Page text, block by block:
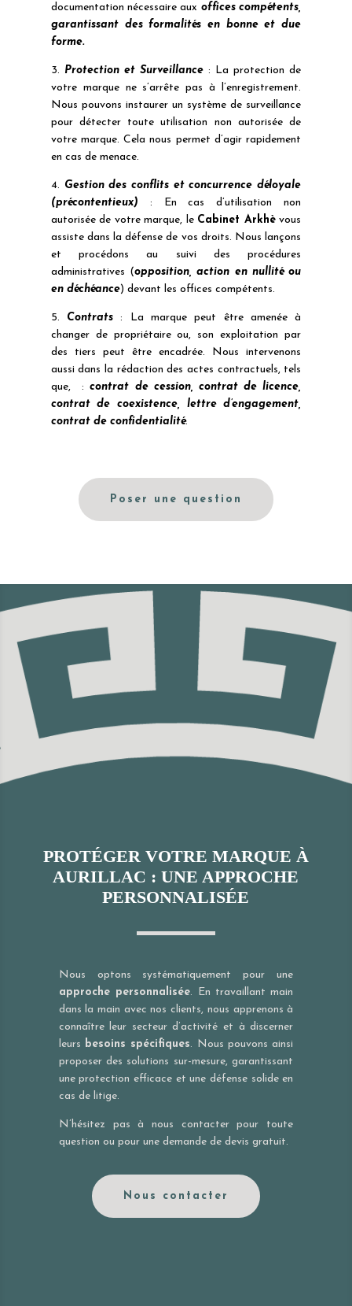
documentation nécessaire aux offices compétents,
garantissant des formalités en bonne et due
forme.
3. Protection et Surveillance: La protection de
votre marque ne s’arrête pas à l’enregistrement.
Nous pouvons instaurer un système de surveillance
pour détecter toute utilisation non autorisée de
votre marque. Cela nous permet d’agir rapidement
en cas de menace.
4. Gestion des conflits et concurrence déloyale
(précontentieux) : En cas d’utilisation non
autorisée de votre marque, le Cabinet Arkhèvous
assiste dans la défense de vos droits. Nous lançons
et procédons au suivi des procédures
administratives (opposition, action en nullité ou
en déchéance) devant les offices compétents.
5. Contrats : La marque peut être amenée à
changer de propriétaire ou, son exploitation par
des tiers peut être encadrée. Nous intervenons
aussi dans la rédaction des actes contractuels, tels
que, :contrat de cession, contrat de licence,
contrat de coexistence, lettre d’engagement,
contrat de confidentialité.
Poser une question
PROTÉGER VOTRE MARQUE À
AURILLAC : UNE APPROCHE
PERSONNALISÉE
Nous optons systématiquement pour une
approche personnalisée. En travaillant main
dans la main avec nos clients, nous apprenons à
connaître leur secteur d’activité et à discerner
leurs besoins spécifiques. Nous pouvons ainsi
proposer des solutions sur-mesure, garantissant
une protection efficace et une défense solide en
cas de litige.
N’hésitez pas à nous contacter pour toute
question ou pour une demande de devis gratuit.
Nous contacter